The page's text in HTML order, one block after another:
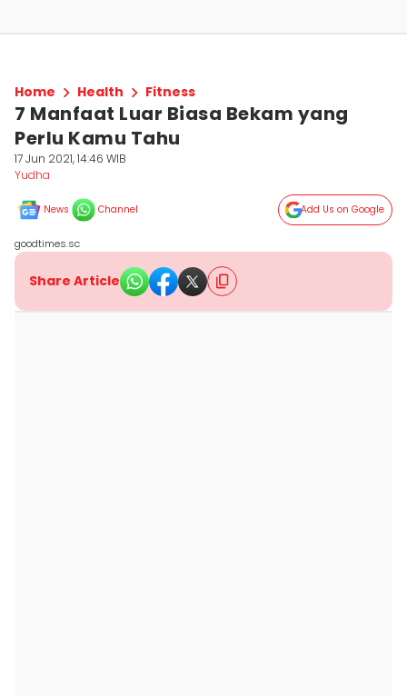
Home Health Fitness
7 Manfaat Luar Biasa Bekam yang
Perlu Kamu Tahu
17 Jun 2021, 14:46 WIB
Yudha ‎
News Channel Add Us on Google
goodtimes.sc
Share Article